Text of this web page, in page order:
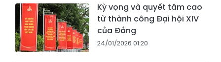
Kỳ vọng và quyết tâm cao
từ thành công Đại hội XIV
của Đảng
24/01/2026 01:20